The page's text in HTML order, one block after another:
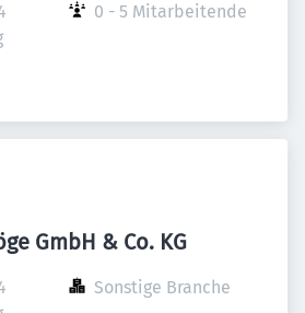
0 - 5 Mitarbeitende
GmbH & Co. KG
Sonstige Branche